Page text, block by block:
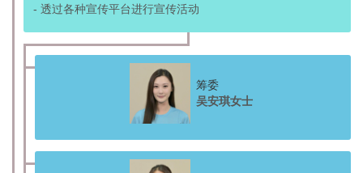
- 透过各种宣传平台进行宣传活动
筹委
吴安琪女士